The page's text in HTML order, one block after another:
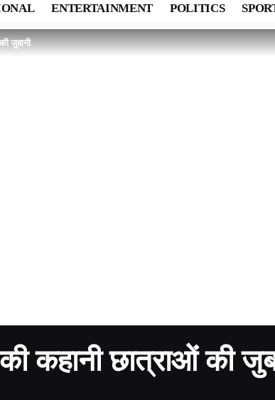
ENTERTAINMENT POLITICS
जुबानी
कहानी छात्राओं की